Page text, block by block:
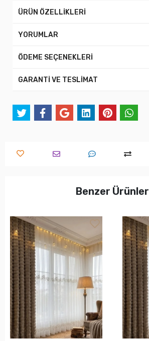
ÜRÜN ÖZELLİKLERİ
YORUMLAR
ÖDEME SEÇENEKLERİ
GARANTİ VE TESLİMAT
Benzer Ürünler